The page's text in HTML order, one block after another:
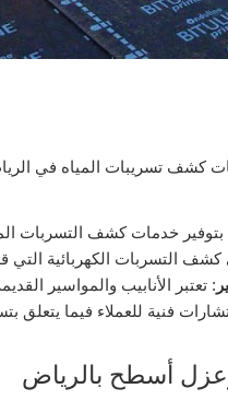
كشف تسريبات المياه في
خدمات كشف التسربات
التسربات الكهربائية التي
: تعتبر الأنابيب والمواسير
فنية للعملاء فيما يتعلق
أسطح بالرياض